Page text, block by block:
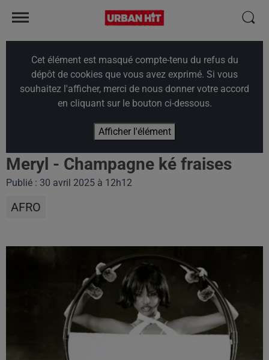
Cet élément est masqué compte-tenu du refus du
dépôt de cookies que vous avez exprimé. Si vous
souhaitez l'afficher, merci de nous donner votre accord
en cliquant sur le bouton ci-dessous.
Afficher l'élément
Meryl - Champagne ké fraises
Publié : 30 avril 2025 à 12h12
AFRO